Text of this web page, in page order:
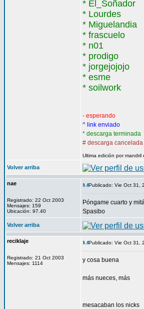
* El_Soñador
* Lourdes
* Miguelandia
* frascuelo
* n01
* prodigo
* jorgejojojo
* esme
* soilwork
- esperando
^ link enviado
* descarga terminada
# descarga cancelada
Ultima edición por
Volver arriba
nae
Registrado: 22 Oct 2003
Mensajes: 159
Ubicación: 97.40
Publicado: Vie Oct 31,
Póngame cuarto y
Spasibo
Volver arriba
reciklaje
Registrado: 21 Oct 2003
Mensajes: 1114
Publicado: Vie Oct 31,
y cosa buena
más nueces, más
mesacaban los nicks